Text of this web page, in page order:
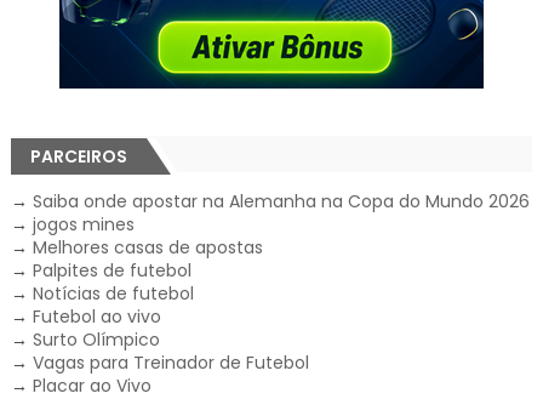
PARCEIROS
→ Saiba onde apostar na Alemanha na Copa do Mundo 2026
→ jogos mines
→ Melhores casas de apostas
→ Palpites de futebol
→ Notícias de futebol
→ Futebol ao vivo
→ Surto Olímpico
→ Vagas para Treinador de Futebol
→ Placar ao Vivo